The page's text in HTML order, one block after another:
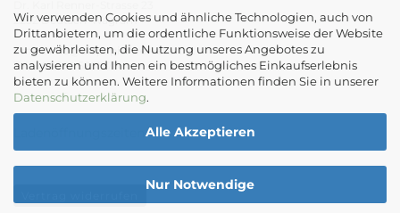
Wir verwenden Cookies und ähnliche Technologien, auch von
Drittanbietern, um die ordentliche Funktionsweise der Website
zu gewährleisten, die Nutzung unseres Angebotes zu
analysieren und Ihnen ein bestmögliches Einkaufserlebnis
bieten zu können. Weitere Informationen finden Sie in unserer
Datenschutzerklärung.
Alle Akzeptieren
Nur Notwendige
2232 Deutsch-Wagram
Email: info@diepapierwerkstatt.at
Tel. +43 664 5261978
Kontaktformular